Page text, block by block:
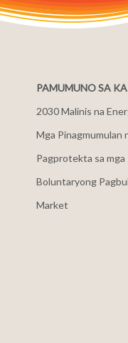
PAMUMUNO SA
2030 Malinis na
Mga Pinagmumulan
Pagprotekta sa
Boluntaryong
Market